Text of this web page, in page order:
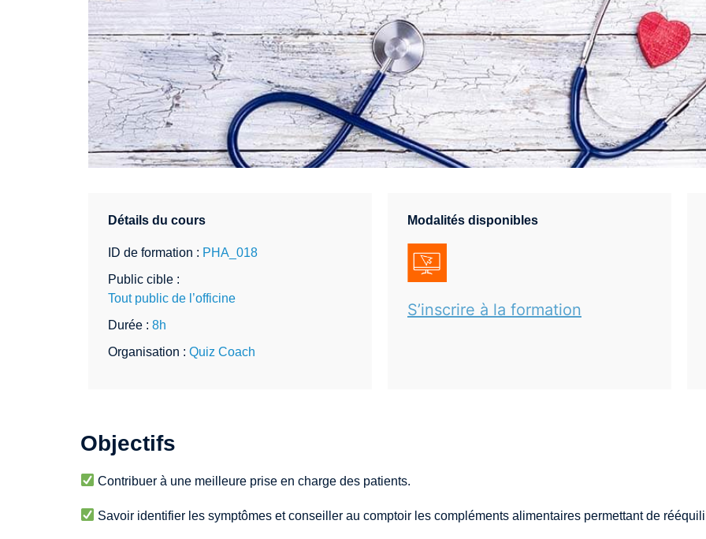
Détails du cours
ID de formation : PHA_018
Public cible :
Tout public de l’officine
Durée : 8h
Organisation : Quiz Coach
Modalités disponibles
S’inscrire à la formation
Objectifs
Contribuer à une meilleure prise en charge des patients.
Savoir identifier les symptômes et conseiller au comptoir les compléments alimentaires permettant de